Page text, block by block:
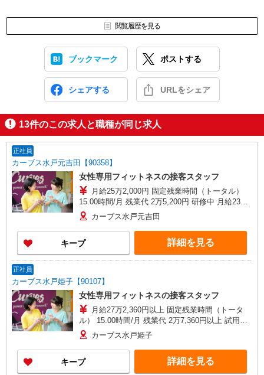
閲覧履歴を見る
ブックマーク ポストする
シェアする URLをシェア
13件のこの求人と職種が同じ求人
正社員
カーブス水戸元吉田【90358】
女性専用フィットネスの接客スタッフ
月給25万2,000円 固定残業時間（トータル）
15.00時間/月 残業代 2万5,200円 研修中 月給23万
7,000円(研修期間6ヶ月 習熟度により変動) 研修中
固定残業時間（トータル） 15.00時間/月 研修中
残業代 2万3,700円 基本給20万1800円、地域手当1
万1500円、固定残業15時間2万3700円、超過分は
別途支給
カーブス水戸元吉田
キープ 詳細を見る
正社員
カーブス水戸姫子【90107】
女性専用フィットネスの接客スタッフ
月給27万2,360円以上 固定残業時間（トータ
ル） 15.00時間/月 残業代 2万7,360円以上 試用期
間中 月給27万2,360円以上(試用期間1ヶ月) 試用期
間中 固定残業時間（トータル） 15.00時間/月 試
用期間中 残業代 2万7,360円以上
カーブス水戸姫子
キープ 詳細を見る